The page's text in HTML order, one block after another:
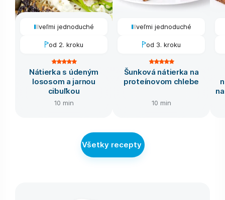
veľmi jednoduché
od 2. kroku
Nátierka s údeným
lososom a jarnou
cibuľkou
10 min
veľmi jednoduché
od 3. kroku
Šunková nátierka na
proteínovom chlebe
10 min
Všetky recepty